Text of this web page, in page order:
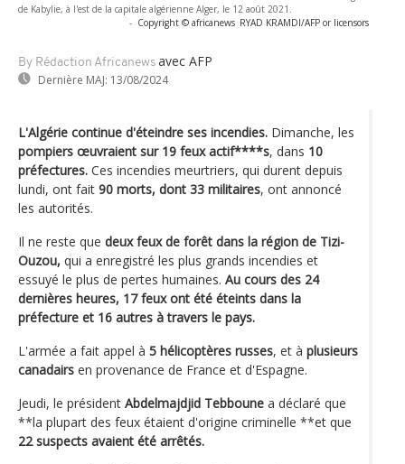
de Kabylie, à l'est de la capitale algérienne Alger, le 12 août 2021.
- Copyright © africanews RYAD KRAMDI/AFP or licensors
By Rédaction Africanews avec AFP
Dernière MAJ: 13/08/2024
L'Algérie continue d'éteindre ses incendies. Dimanche, les
pompiers œuvraient sur 19 feux actif****s, dans 10
préfectures. Ces incendies meurtriers, qui durent depuis
lundi, ont fait 90 morts, dont 33 militaires, ont annoncé
les autorités.
Il ne reste que deux feux de forêt dans la région de Tizi-
Ouzou, qui a enregistré les plus grands incendies et
essuyé le plus de pertes humaines. Au cours des 24
dernières heures, 17 feux ont été éteints dans la
préfecture et 16 autres à travers le pays.
L'armée a fait appel à 5 hélicoptères russes, et à plusieurs
canadairs en provenance de France et d'Espagne.
Jeudi, le président Abdelmajdjid Tebboune a déclaré que
**la plupart des feux étaient d'origine criminelle **et que
22 suspects avaient été arrêtés.